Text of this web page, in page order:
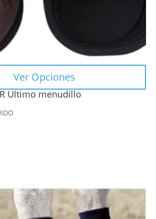
Ultimo menudillo
Ver Opciones